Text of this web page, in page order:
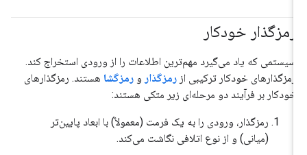
رمزگذار خودکار
سیستمی که یاد می‌گیرد مهم‌ترین اطلاعات را از ورودی استخراج کند.
رمزگذارهای خودکار ترکیبی از رمزگذار و رمزگشا هستند. رمزگذارهای
خودکار بر فرآیند دو مرحله‌ای زیر متکی هستند:
رمزگذار، ورودی را به یک فرمت (معمولاً) با ابعاد پایین‌تر
(میانی) و از نوع اتلافی نگاشت می‌کند.